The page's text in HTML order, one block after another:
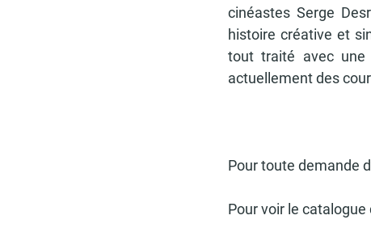
cinéastes Serge
histoire créative et
tout traité avec une
actuellement des
Pour toute demande
Pour voir le